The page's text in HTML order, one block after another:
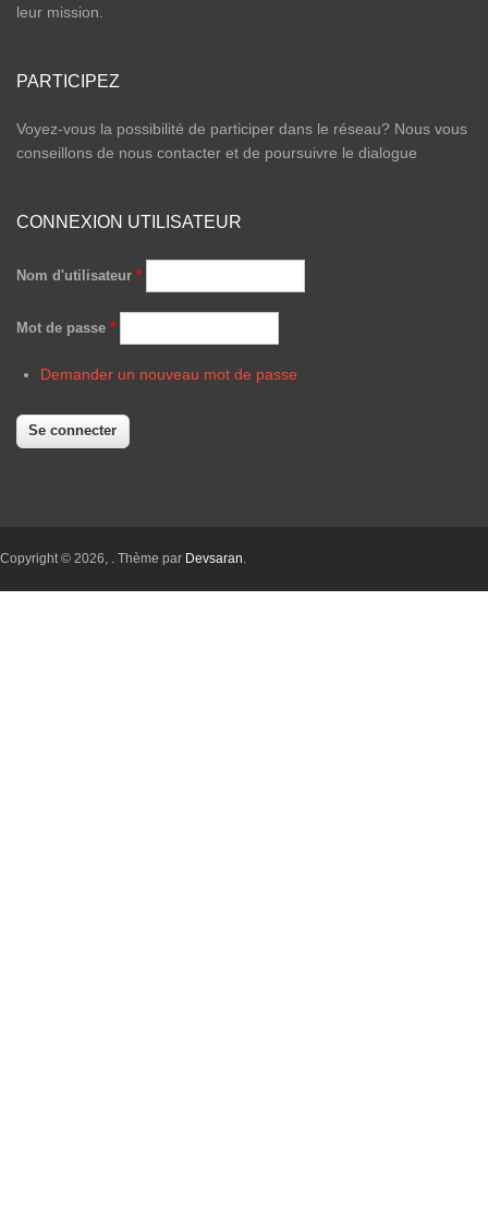
leur mission.
PARTICIPEZ
Voyez-vous la possibilité de participer dans le réseau? Nous vous
conseillons de nous contacter et de poursuivre le dialogue
CONNEXION UTILISATEUR
Nom d'utilisateur *
Mot de passe *
Demander un nouveau mot de passe
Copyright © 2026, . Thème par Devsaran.